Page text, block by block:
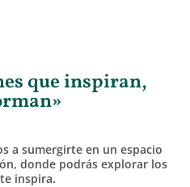
que inspiran,
a sumergirte en un espacio
donde podrás explorar los
inspira.